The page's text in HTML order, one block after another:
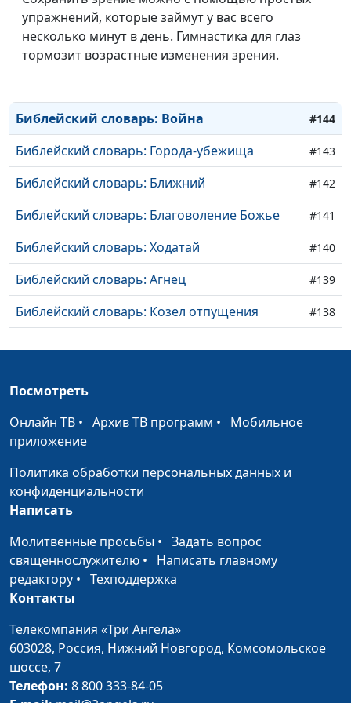
упражнений, которые займут у вас всего
несколько минут в день. Гимнастика для глаз
тормозит возрастные изменения зрения.
Библейский словарь: Прелюбодеяние
Библейский словарь: Волшебство
Библейский словарь: Война #144
Библейский словарь: Города-убежища #143
Библейский словарь: Ближний #142
Библейский словарь: Благоволение Божье #141
Библейский словарь: Ходатай #140
Библейский словарь: Агнец #139
Библейский словарь: Козел отпущения #138
Библейский словарь: Левиты
Библейский словарь: Первенец
Библейский словарь: Святость
Библейский словарь: Нечистота
Библейский словарь: Ропот
Библейский словарь: Верность
Библейский словарь: Назорей
Библейский словарь: Обет
Библейский словарь: Запрет на клятву
Посмотреть
Онлайн ТВ • Архив ТВ программ • Мобильное
приложение
Политика обработки персональных данных и
конфиденциальности
Написать
Молитвенные просьбы • Задать вопрос
священнослужителю • Написать главному
редактору • Техподдержка
Контакты
Телекомпания «Три Ангела»
603028, Россия, Нижний Новгород, Комсомольское
шоссе, 7
Телефон: 8 800 333-84-05